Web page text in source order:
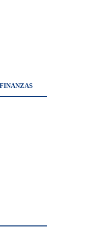
FINANZAS